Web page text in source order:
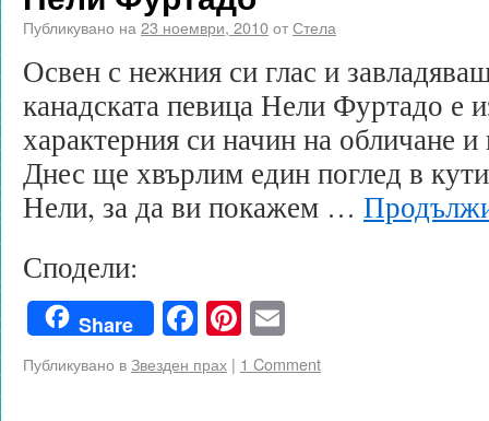
Публикувано на 23 ноември, 2010отСтела
Освен с нежния си глас и
канадската певица Нели Фуртадо е
характерния си начин на обличане
Днес ще хвърлим един поглед в
Нели, за да ви покажем …
Сподели:
Share Facebook
Pinterest
Публикувано вЗвезден прах | 1 Comment